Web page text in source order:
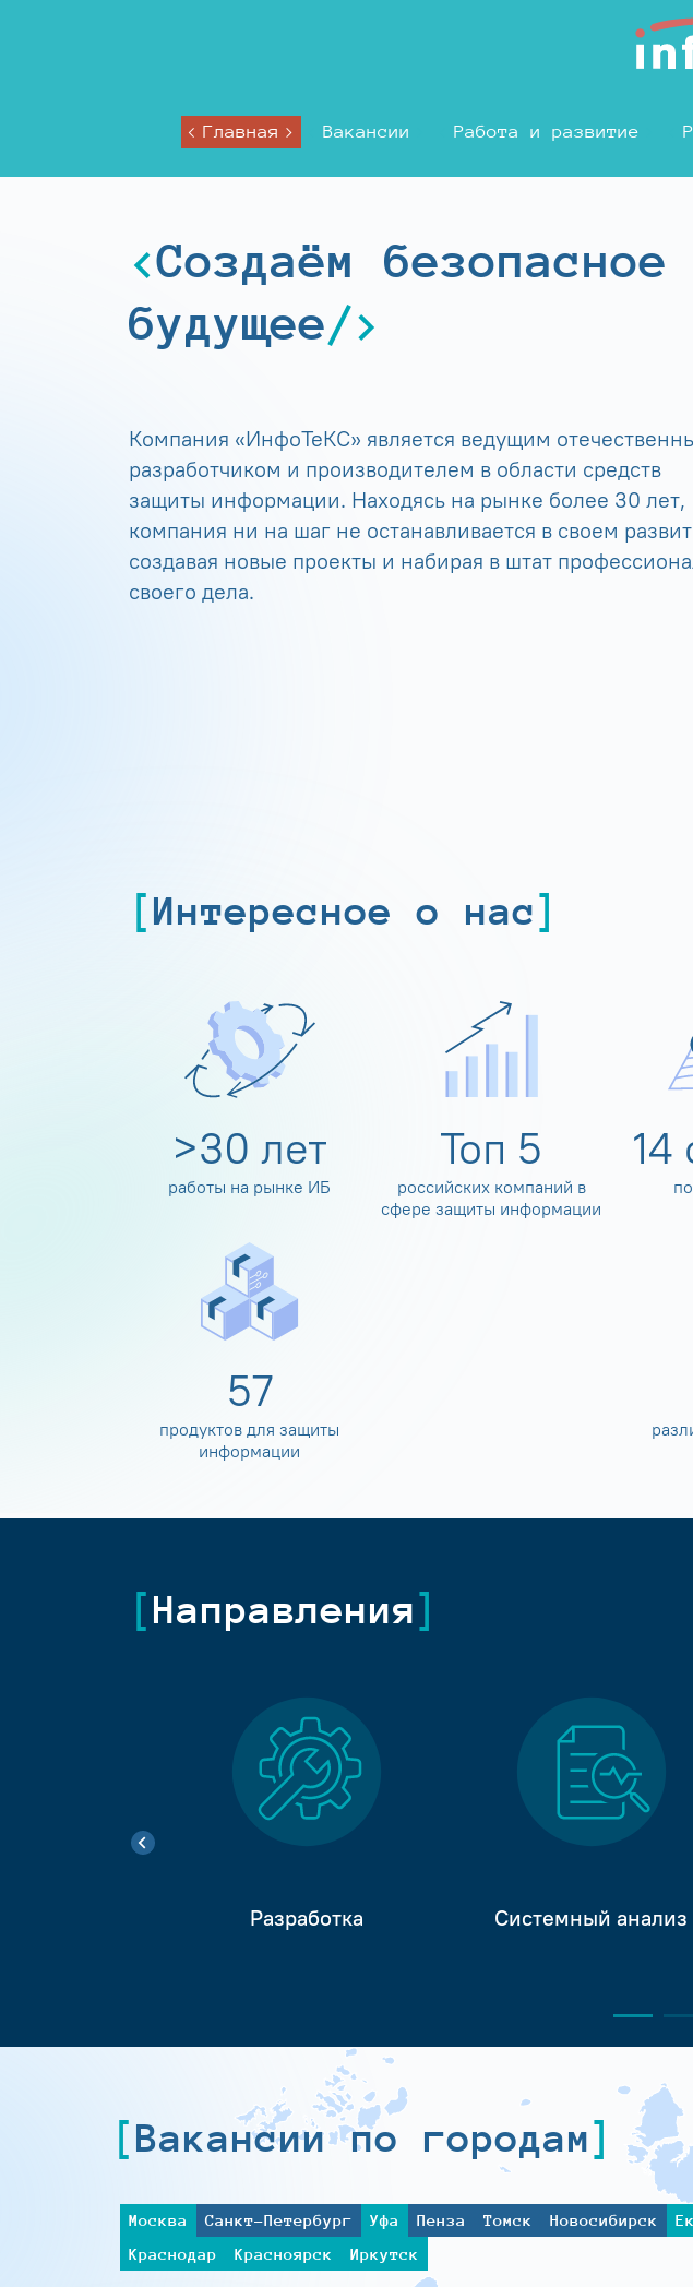
Главная Вакансии Работа и развитие
Создаём безопасное
будущее
Компания «ИнфоТеКС» является ведущим
разработчиком и производителем в области средств
защиты информации. Находясь на рынке более 30 лет,
компания ни на шаг не останавливается в своем
создавая новые проекты и набирая в штат
своего дела.
Интересное о нас
>30 лет
работы на рынке ИБ
Топ 5
российских компаний в
сфере защиты информации
14
60
продуктов для защиты
информации
Направления
Разработка Системный анализ
Вакансии по городам
Москва Санкт-Петербург Уфа Пенза Томск Новосибирск
Краснодар
Красноярск Иркутск